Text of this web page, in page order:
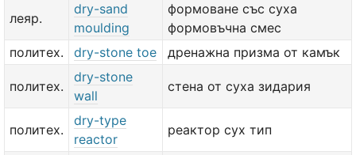
леяр.
dry-sand
moulding
формоване със суха
формовъчна смес
политех.
dry-stone toe дренажна призма от камък
политех.
dry-stone
wall
стена от суха зидария
политех.
dry-type
reactor
реактор сух тип